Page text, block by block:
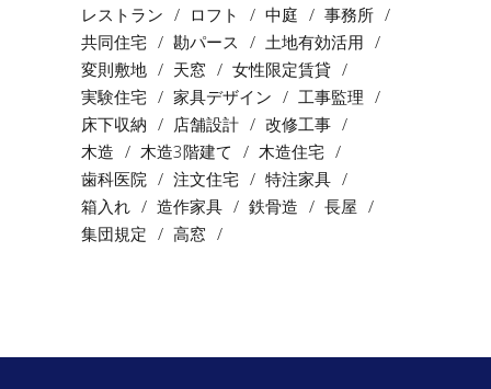
レストラン
ロフト 中庭
事務所
共同住宅
勘パース
土地有効活用
変則敷地
天窓
女性限定賃貸
実験住宅
家具デザイン
工事監理
床下収納
店舗設計
改修工事
木造
木造3階建て
木造住宅
歯科医院
注文住宅
特注家具
箱入れ
造作家具 鉄骨造
長屋
集団規定
高窓